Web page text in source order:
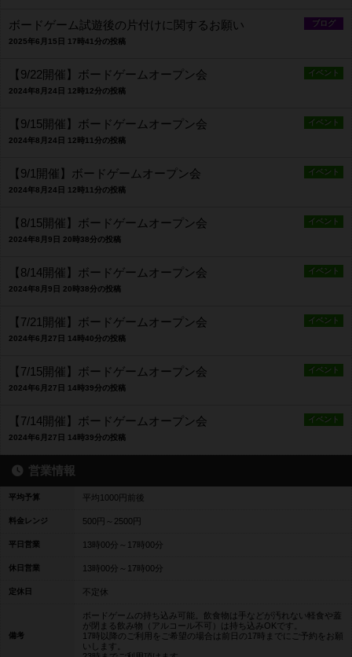
ブログ
ボードゲーム試遊後の片付けに関するお願い
2025年6月15日 17時41分の投稿
イベント
【9/22開催】ボードゲームオープン会
2024年8月24日 12時12分の投稿
イベント
【9/15開催】ボードゲームオープン会
2024年8月24日 12時11分の投稿
イベント
【9/1開催】ボードゲームオープン会
2024年8月24日 12時11分の投稿
イベント
【8/15開催】ボードゲームオープン会
2024年8月9日 20時38分の投稿
イベント
【8/14開催】ボードゲームオープン会
2024年8月9日 20時38分の投稿
イベント
【7/21開催】ボードゲームオープン会
2024年6月27日 14時40分の投稿
イベント
【7/15開催】ボードゲームオープン会
2024年6月27日 14時39分の投稿
イベント
【7/14開催】ボードゲームオープン会
2024年6月27日 14時39分の投稿
営業情報
平均予算 平均1000円前後
料金レンジ 500円～2500円
平日営業 13時00分～17時00分
休日営業 13時00分～17時00分
定休日 不定休
備考
ボードゲームの持ち込み可能。飲食物は手などが汚れない軽食や蓋
が閉まる飲み物（アルコール不可）は持ち込みOKです。
17時以降のご利用をご希望の場合は前日の17時までにご予約をお願
いします。